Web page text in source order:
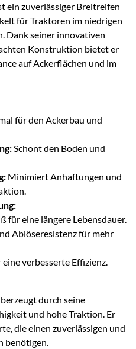
ein zuverlässiger Breitreifen
für Traktoren im niedrigen
Dank seiner innovativen
Konstruktion bietet er
auf Ackerflächen und im
für den Ackerbau und
Schont den Boden und
Minimiert Anhaftungen und
für eine längere Lebensdauer.
Ablöseresistenz für mehr
verbesserte Effizienz.
durch seine
und hohe Traktion. Er
die einen zuverlässigen und
benötigen.